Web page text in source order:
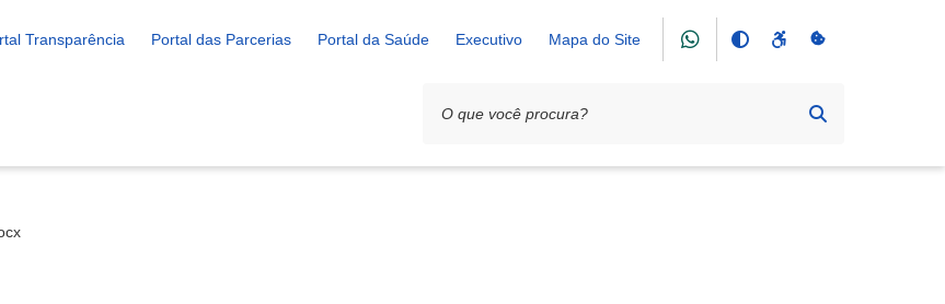
Transparência Portal das Parcerias Portal da Saúde Executivo Mapa do Site